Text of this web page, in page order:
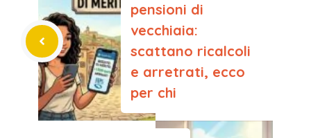
pensioni di
vecchiaia:
scattano ricalcoli
e arretrati, ecco
per chi